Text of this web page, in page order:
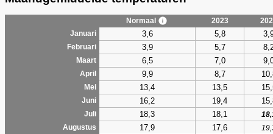
Normaal 2023
Januari
3,6 5,8
Februari 3,9 5,7
Maart 6,5 7,0
April 9,9 8,7
Mei 13,4 13,5
Juni 16,2 19,4
Juli 18,3 18,1
Augustus
17,9 17,6